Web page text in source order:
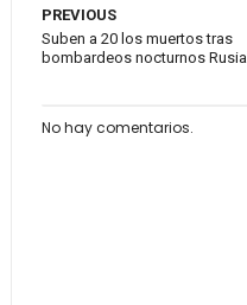
PREVIOUS
Suben a 20 los muertos tras
bombardeos nocturnos Rusia
No hay comentarios.